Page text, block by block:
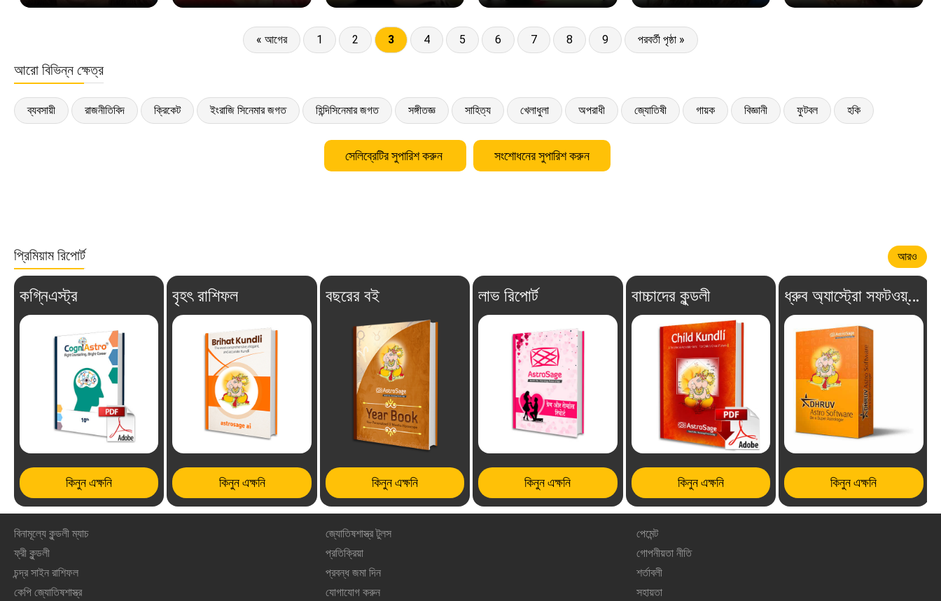
« আগের 1 2 3 4 5 6 7 8 9 পরবর্তী পৃষ্ঠা »
আরো বিভিন্ন ক্ষেত্র
ব্যবসায়ী রাজনীতিবিদ ক্রিকেট ইংরাজি সিনেমার জগত হিন্দিসিনেমার জগত সঙ্গীতজ্ঞ সাহিত্য খেলাধুলা অপরাধী জ্যোতিষী গায়ক বিজ্ঞানী ফুটবল হকি
সেলিব্রেটির সুপারিশ করুন সংশোধনের সুপারিশ করুন
প্রিমিয়াম রিপোর্ট আরও
কগ্নিএস্ট্র
কিনুন এক্ষনি
বৃহৎ রাশিফল
কিনুন এক্ষনি
বছরের বই
কিনুন এক্ষনি
লাভ রিপোর্ট
কিনুন এক্ষনি
বাচ্চাদের কুন্ডলী
কিনুন এক্ষনি
ধ্রুব অ্যাস্ট্রো সফটওয়্যার
কিনুন এক্ষনি
বিনামূল্যে কুন্ডলী ম্যাচ
ফ্রী কুন্ডলী
চন্দ্র সাইন রাশিফল
কেপি জ্যোতিষশাস্ত্র
জ্যোতিষশাস্ত্র টুলস
প্রতিক্রিয়া
প্রবন্ধ জমা দিন
যোগাযোগ করুন
পেমেন্ট
গোপনীয়তা নীতি
শর্তাবলী
সহায়তা